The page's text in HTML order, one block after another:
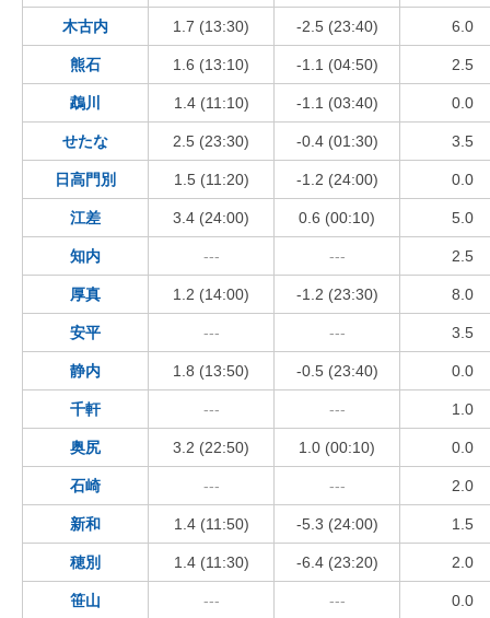
木古内 1.7 (13:30) -2.5 (23:40) 6.0
熊石 1.6 (13:10) -1.1 (04:50) 2.5
鵡川 1.4 (11:10) -1.1 (03:40) 0.0
せたな 2.5 (23:30) -0.4 (01:30) 3.5
日高門別 1.5 (11:20) -1.2 (24:00) 0.0
江差 3.4 (24:00) 0.6 (00:10) 5.0
知内 --- --- 2.5
厚真 1.2 (14:00) -1.2 (23:30) 8.0
安平 --- --- 3.5
静内 1.8 (13:50) -0.5 (23:40) 0.0
千軒 --- --- 1.0
奥尻 3.2 (22:50) 1.0 (00:10) 0.0
石崎 --- --- 2.0
新和 1.4 (11:50) -5.3 (24:00) 1.5
穂別 1.4 (11:30) -6.4 (23:20) 2.0
笹山 --- --- 0.0